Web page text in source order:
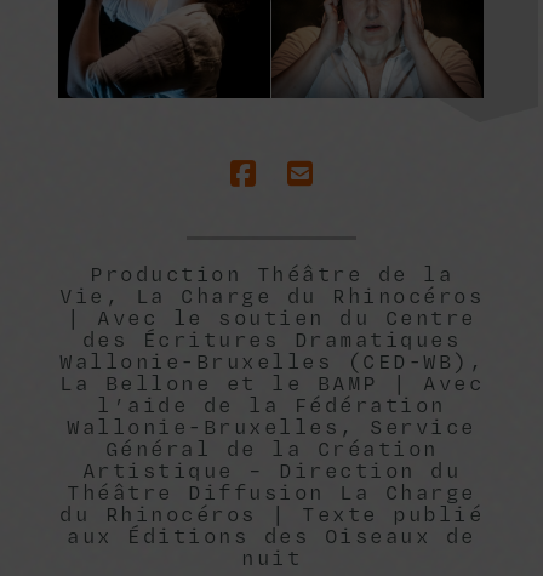
Production Théâtre de la
Vie, La Charge du Rhinocéros
| Avec le soutien du Centre
des Écritures Dramatiques
Wallonie-Bruxelles (CED-WB),
La Bellone et le BAMP | Avec
l’aide de la Fédération
Wallonie-Bruxelles, Service
Général de la Création
Artistique – Direction du
Théâtre Diffusion La Charge
du Rhinocéros | Texte publié
aux Éditions des Oiseaux de
nuit